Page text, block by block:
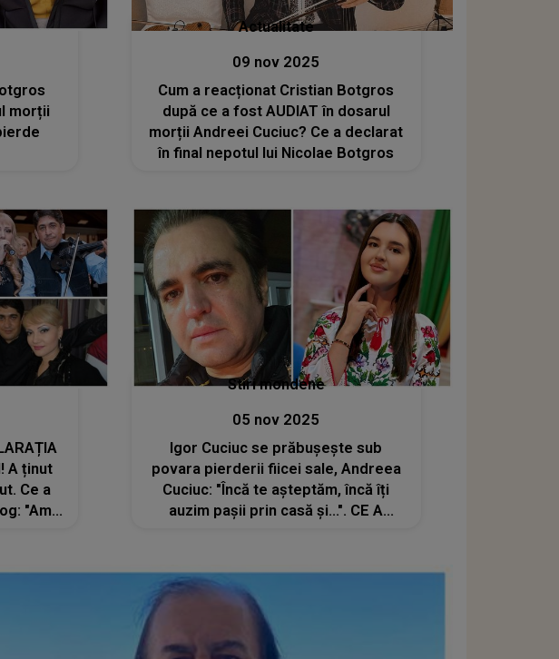
morții
Actualitate
09 nov 2025
Cum a reacționat Cristian Botgros
după ce a fost AUDIAT în dosarul
morții Andreei Cuciuc? Ce a declarat
în final nepotul lui Nicolae Botgros
A ținut
Ce a
"Am
Stiri mondene
05 nov 2025
Igor Cuciuc se prăbușește sub
povara pierderii fiicei sale, Andreea
Cuciuc: "Încă te așteptăm, încă îți
auzim pașii prin casă și...". CE A
NU vei putea să privești fără să